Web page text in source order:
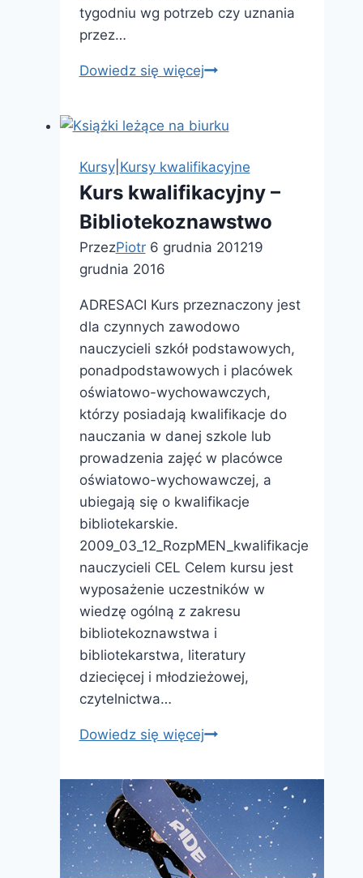
tygodniu wg potrzeb czy uznania
przez…
Dowiedz się więcejWarsztaty
od
zł
Kursy| Kursy kwalifikacyjne
Kurs kwalifikacyjny –
Bibliotekoznawstwo
PrzezPiotr 6 grudnia 201219
grudnia 2016
ADRESACI Kurs przeznaczony jest
dla czynnych zawodowo
nauczycieli szkół podstawowych,
ponadpodstawowych i placówek
oświatowo-wychowawczych,
którzy posiadają kwalifikacje do
nauczania w danej szkole lub
prowadzenia zajęć w placówce
oświatowo-wychowawczej, a
ubiegają się o kwalifikacje
bibliotekarskie.
2009_03_12_RozpMEN_kwalifikacje
nauczycieli CEL Celem kursu jest
wyposażenie uczestników w
wiedzę ogólną z zakresu
bibliotekoznawstwa i
bibliotekarstwa, literatury
dziecięcej i młodzieżowej,
czytelnictwa…
Dowiedz się więcejKurs
–
Bibliotekoznawstwo